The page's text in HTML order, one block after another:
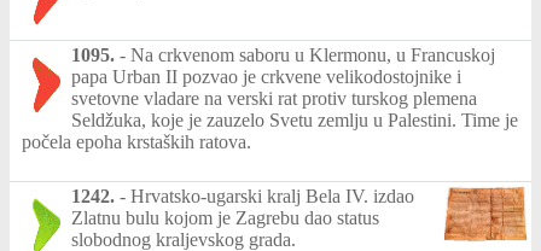
1095. - Na crkvenom saboru u Klermonu, u Francuskoj
papa Urban II pozvao je crkvene velikodostojnike i
svetovne vladare na verski rat protiv turskog plemena
Seldžuka, koje je zauzelo Svetu zemlju u Palestini. Time je
počela epoha krstaških ratova.
1242. - Hrvatsko-ugarski kralj Bela IV. izdao
Zlatnu bulu kojom je Zagrebu dao status
slobodnog kraljevskog grada.